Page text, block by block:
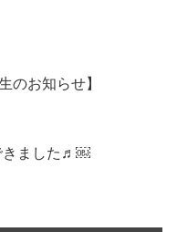
のお知らせ】
きました♬￼